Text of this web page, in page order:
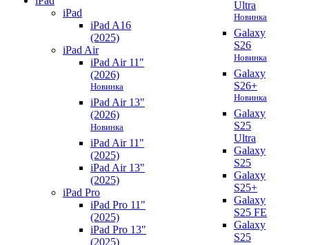
iPad
iPad A16
(2025)
iPad Air
iPad Air 11"
(2026)
Новинка
iPad Air 13"
(2026)
Новинка
iPad Air 11"
(2025)
iPad Air 13"
(2025)
iPad Pro
iPad Pro 11"
(2025)
iPad Pro 13"
(2025)
Ultra
Новинка
Galaxy
S26
Новинка
Galaxy
S26+
Новинка
Galaxy
S25
Ultra
Galaxy
S25
Galaxy
S25+
Galaxy
S25 FE
Galaxy
S25